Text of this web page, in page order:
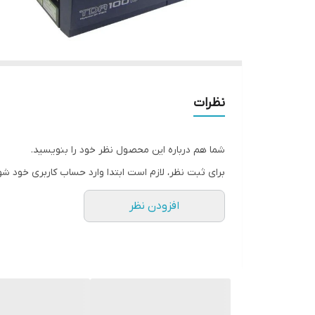
نظرات
شما هم درباره این محصول نظر خود را بنویسید.
برای ثبت نظر، لازم است ابتدا وارد حساب کاربری خود
افزودن نظر